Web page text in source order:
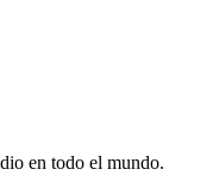
en todo el mundo.